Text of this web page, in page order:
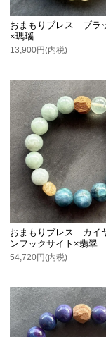
おまもりブレス ブラ
×瑪瑙
13,900円(内税)
おまもりブレス カイ
ンフックサイト×翡翠
54,720円(内税)